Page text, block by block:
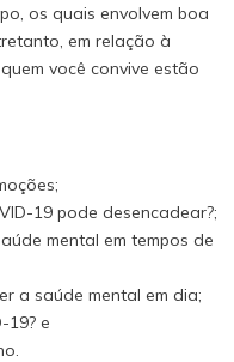
os quais envolvem boa
em relação à
você convive estão
19 pode desencadear?;
mental em tempos de
a saúde mental em dia;
19? e